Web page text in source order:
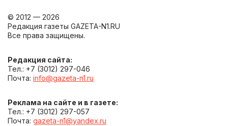
© 2012 — 2026
Редакция газеты GAZETA-N1.RU
Все права защищены.
Редакция сайта:
Тел.: +7 (3012) 297-046
Почта: info@gazeta-n1.ru
Реклама на сайте и в газете:
Тел.: +7 (3012) 297-057
Почта: gazeta-n1@yandex.ru